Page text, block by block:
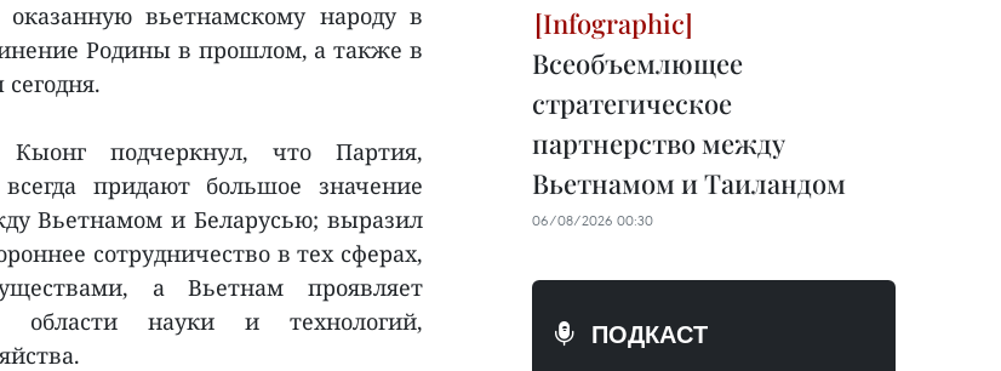
оказанную вьетнамскому народу в
Родины в прошлом, а также в
Кыонг подчеркнул, что Партия,
придают большое значение
Вьетнамом и Беларусью; выразил
сотрудничество в тех сферах,
а Вьетнам проявляет
области науки и технологий,
Всеобъемлющее
стратегическое
партнерство между
Вьетнамом и Таиландом
06/08/2026 00:30
ПОДКАСТ